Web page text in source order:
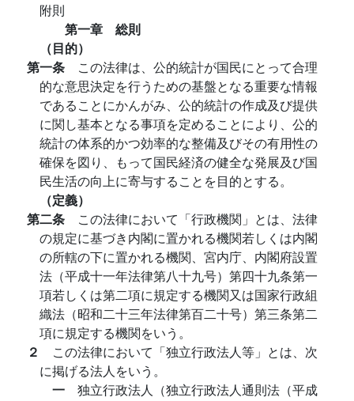
附則
第一章 総則
（目的）
第一条 この法律は、公的統計が国民にとって合理
的な意思決定を行うための基盤となる重要な情報
であることにかんがみ、公的統計の作成及び提供
に関し基本となる事項を定めることにより、公的
統計の体系的かつ効率的な整備及びその有用性の
確保を図り、もって国民経済の健全な発展及び国
民生活の向上に寄与することを目的とする。
（定義）
第二条 この法律において「行政機関」とは、法律
の規定に基づき内閣に置かれる機関若しくは内閣
の所轄の下に置かれる機関、宮内庁、内閣府設置
法（平成十一年法律第八十九号）第四十九条第一
項若しくは第二項に規定する機関又は国家行政組
織法（昭和二十三年法律第百二十号）第三条第二
項に規定する機関をいう。
２ この法律において「独立行政法人等」とは、次
に掲げる法人をいう。
一 独立行政法人（独立行政法人通則法（平成